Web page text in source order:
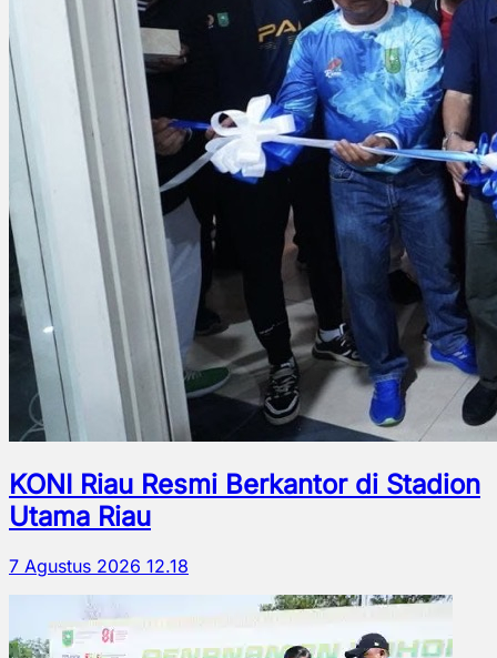
KONI Riau Resmi Berkantor di Stadion
Utama Riau
7 Agustus 2026 12.18